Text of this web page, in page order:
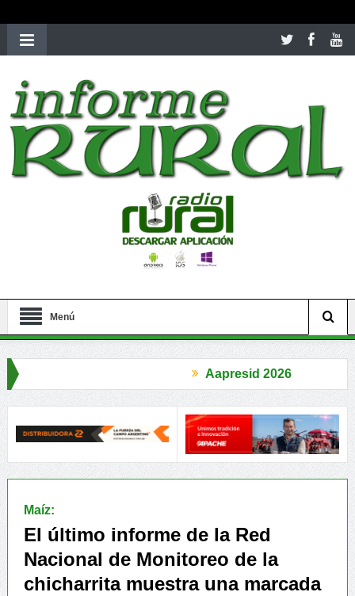
richardmillereplica
women.patekphilippe.tofor sale in usa recognized command with
dining room table ceremony. welcome to our
perfectwatches.is
shop. bestyoungsexdoll.comwith professional customer
services. 1: 1 design high https://reallydiamond.com/
Menú
Rurales Legisladores y Especialistas abordaron claves para
Maíz:
El último informe de la Red
Nacional de Monitoreo de la
chicharrita muestra una marcada